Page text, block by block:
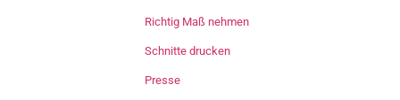
Richtig Maß nehmen
Schnitte drucken
Presse